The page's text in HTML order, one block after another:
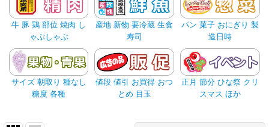
牛 豚 鶏 部位 焼肉 し
ゃぶしゃぶ
産地 新物 要冷蔵 生食
寿司
パン 菓子 おにぎり 製
造日時
サイズ 朝取り 種なし
糖度 各種
値段 値引 お買得 おつ
とめ 目玉
正月 節分 ひな祭 クリ
スマス ほか